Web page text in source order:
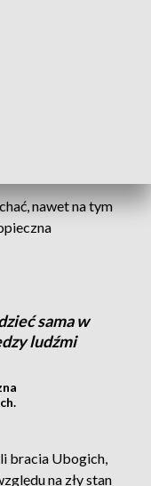
nawet na tym
sama w
ludźmi
bracia Ubogich,
na zły stan